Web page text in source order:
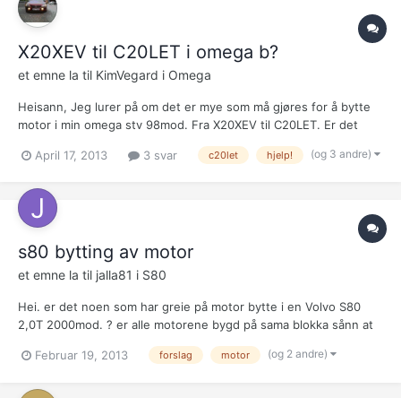
X20XEV til C20LET i omega b?
et emne la til KimVegard i Omega
Heisann, Jeg lurer på om det er mye som må gjøres for å bytte
motor i min omega stv 98mod. Fra X20XEV til C20LET. Er det
motorfester? Kan girkassa til x20xev brukes? Kan originaldiffen
April 17, 2013 3 svar c20let hjelp! (og 3 andre)
s80 bytting av motor
et emne la til jalla81 i S80
Hei. er det noen som har greie på motor bytte i en Volvo S80
2,0T 2000mod. ? er alle motorene bygd på sama blokka sånn at
minst ledningsnette og gjernen. Lurte litt på å sette i større
Februar 19, 2013 forslag motor (og 2 andre)